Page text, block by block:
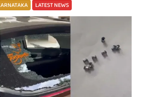
റ
LATEST NEWS